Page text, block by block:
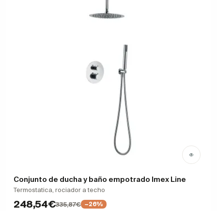
Conjunto de ducha y baño empotrado Imex Line
Termostatica, rociador a techo
248,54€335,87€ −26%